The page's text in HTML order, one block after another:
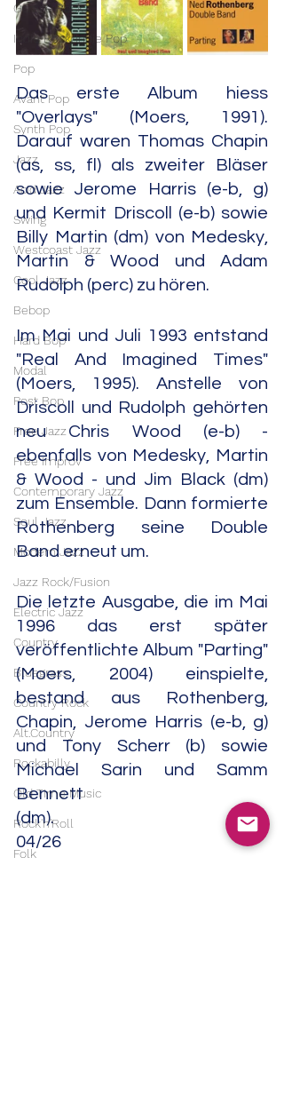
Garage Rock
Indie Rock/Indie Pop
Pop
Avant Pop
Synth Pop
Jazz
Acid Jazz
Swing
Westcoast Jazz
Cool Jazz
Bebop
Hard Bop
Modal
Post Bop
Free Jazz
Free Improv
Contemporary Jazz
Soul Jazz
Modern Jazz
Jazz Rock/Fusion
Electric Jazz
Country
Bluegrass
Country Rock
Alt.Country
Rockabilly
Old Time Music
Rock'n'Roll
Folk
Das erste Album hiess
"Overlays" (Moers, 1991).
Darauf waren Thomas Chapin
(as, ss, fl) als zweiter Bläser
sowie Jerome Harris (e-b, g)
und Kermit Driscoll (e-b) sowie
Billy Martin (dm) von Medesky,
Martin & Wood und Adam
Rudolph (perc) zu hören.
Im Mai und Juli 1993 entstand
"Real And Imagined Times"
(Moers, 1995). Anstelle von
Driscoll und Rudolph gehörten
neu Chris Wood (e-b) -
ebenfalls von Medesky, Martin
& Wood - und Jim Black (dm)
zum Ensemble. Dann formierte
Rothenberg seine Double
Band erneut um.
Die letzte Ausgabe, die im Mai
1996 das erst später
veröffentlichte Album "Parting"
(Moers, 2004) einspielte,
bestand aus Rothenberg,
Chapin, Jerome Harris (e-b, g)
und Tony Scherr (b) sowie
Michael Sarin und Samm
Bennett
(dm).
04/26